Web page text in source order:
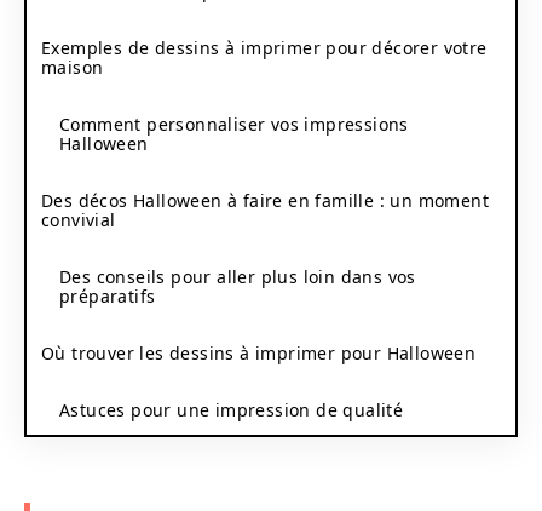
Exemples de dessins à imprimer pour décorer votre
maison
Comment personnaliser vos impressions
Halloween
Des décos Halloween à faire en famille : un moment
convivial
Des conseils pour aller plus loin dans vos
préparatifs
Où trouver les dessins à imprimer pour Halloween
Astuces pour une impression de qualité